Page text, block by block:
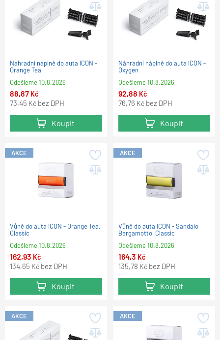
Náhradní náplně do auta ICON -
Orange Tea
Odešleme10.8.2026
88,87 Kč
73,45 Kč bez DPH
Koupit
Náhradní náplně do auta ICON -
Oxygen
Odešleme10.8.2026
92,88 Kč
76,76 Kč bez DPH
Koupit
AKCE
Vůně do auta ICON - Orange Tea,
Classic
Odešleme10.8.2026
162,93 Kč
134,65 Kč bez DPH
Koupit
AKCE
Vůně do auta ICON - Sandalo
Bergamotto, Classic
Odešleme10.8.2026
164,3 Kč
135,78 Kč bez DPH
Koupit
AKCE AKCE